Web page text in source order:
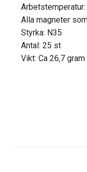
Alla magneter
Styrka: N35
Antal: 25 st
Vikt: Ca 26,7 gram